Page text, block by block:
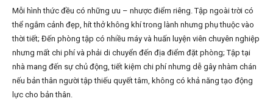
Mỗi hình thức đều có những ưu – nhược điểm riêng. Tập ngoài trời có
thể ngắm cảnh đẹp, hít thở không khí trong lành nhưng phụ thuộc vào
thời tiết; Đến phòng tập có nhiều máy và huấn luyện viên chuyên nghiệp
nhưng mất chi phí và phải di chuyển đến địa điểm đặt phòng; Tập tại
nhà mang đến sự chủ động, tiết kiệm chi phí nhưng dễ gây nhàm chán
nếu bản thân người tập thiếu quyết tâm, không có khả năng tạo động
lực cho bản thân.